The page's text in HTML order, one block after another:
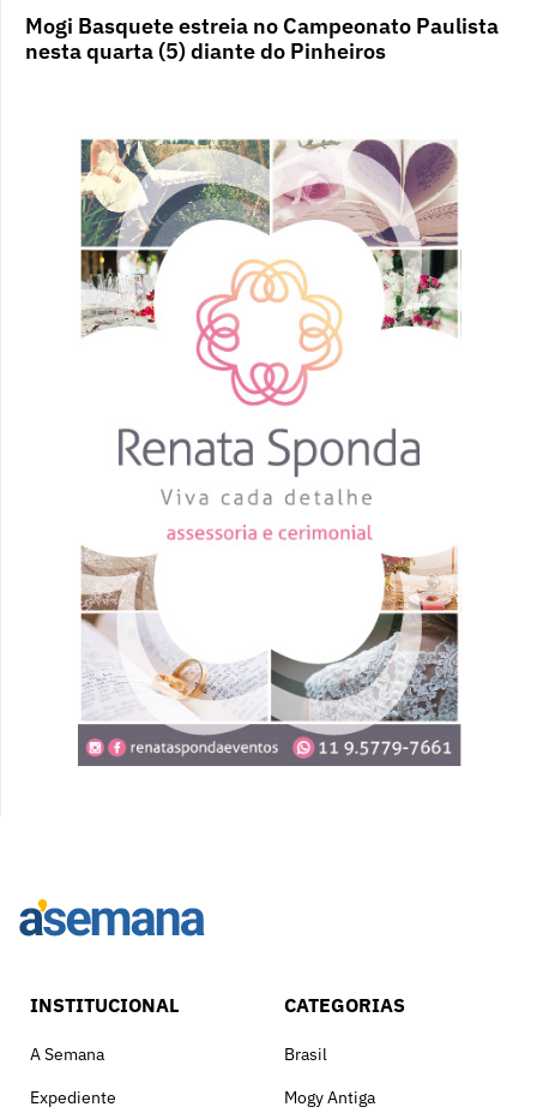
Mogi Basquete estreia no Campeonato Paulista
nesta quarta (5) diante do Pinheiros
INSTITUCIONAL
A Semana
Expediente
CATEGORIAS
Brasil
Mogy Antiga